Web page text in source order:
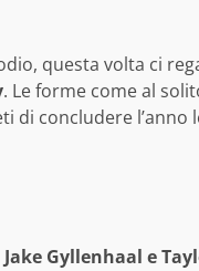
questa volta ci
. Le forme come al
di concludere l’anno
Jake Gyllenhaal e